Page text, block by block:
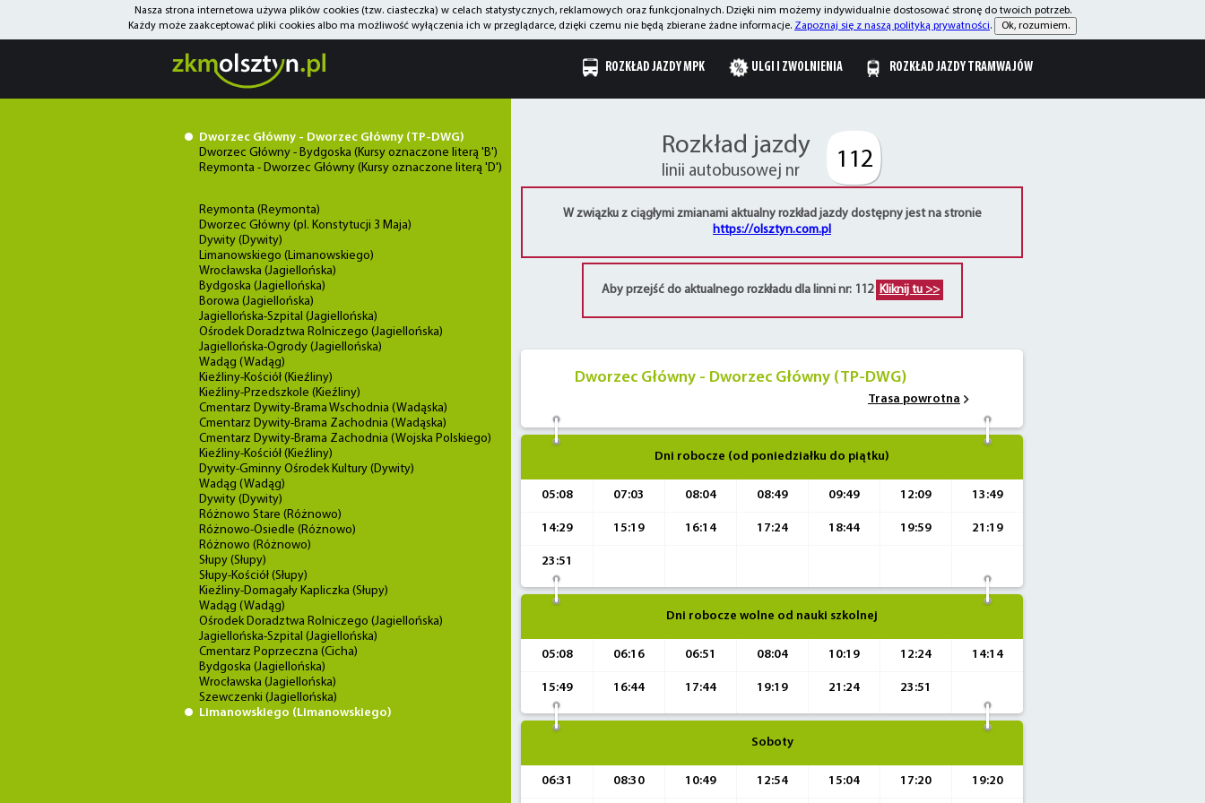
Nasza strona internetowa używa plików cookies (tzw. ciasteczka) w celach statystycznych, reklamowych oraz funkcjonalnych. Dzięki nim możemy indywidualnie dostosować stronę do twoich potrzeb.
Każdy może zaakceptować pliki cookies albo ma możliwość wyłączenia ich w przeglądarce, dzięki czemu nie będą zbierane żadne informacje. Zapoznaj się z naszą polityką prywatności. Ok, rozumiem.
ROZKŁAD JAZDY MPK ULGI I ZWOLNIENIA ROZKŁAD JAZDY TRAMWAJÓW
Dworzec Główny - Dworzec Główny (TP-DWG)
Dworzec Główny - Bydgoska (Kursy oznaczone literą 'B')
Reymonta - Dworzec Główny (Kursy oznaczone literą 'D')
Reymonta (Reymonta)
Dworzec Główny (pl. Konstytucji 3 Maja)
Dywity (Dywity)
Limanowskiego (Limanowskiego)
Wrocławska (Jagiellońska)
Bydgoska (Jagiellońska)
Borowa (Jagiellońska)
Jagiellońska-Szpital (Jagiellońska)
Ośrodek Doradztwa Rolniczego (Jagiellońska)
Jagiellońska-Ogrody (Jagiellońska)
Wadąg (Wadąg)
Kieźliny-Kościół (Kieźliny)
Kieźliny-Przedszkole (Kieźliny)
Cmentarz Dywity-Brama Wschodnia (Wadąska)
Cmentarz Dywity-Brama Zachodnia (Wadąska)
Cmentarz Dywity-Brama Zachodnia (Wojska Polskiego)
Kieźliny-Kościół (Kieźliny)
Dywity-Gminny Ośrodek Kultury (Dywity)
Wadąg (Wadąg)
Dywity (Dywity)
Różnowo Stare (Różnowo)
Różnowo-Osiedle (Różnowo)
Różnowo (Różnowo)
Słupy (Słupy)
Słupy-Kościół (Słupy)
Kieźliny-Domagały Kapliczka (Słupy)
Wadąg (Wadąg)
Ośrodek Doradztwa Rolniczego (Jagiellońska)
Jagiellońska-Szpital (Jagiellońska)
Cmentarz Poprzeczna (Cicha)
Bydgoska (Jagiellońska)
Wrocławska (Jagiellońska)
Szewczenki (Jagiellońska)
Limanowskiego (Limanowskiego)
Rozkład jazdy
linii autobusowej nr 112
W związku z ciągłymi zmianami aktualny rozkład jazdy dostępny jest na stronie
https://olsztyn.com.pl
Aby przejść do aktualnego rozkładu dla linni nr: 112 Kliknij tu >>
Dworzec Główny - Dworzec Główny (TP-DWG)
Trasa powrotna
Dni robocze (od poniedziałku do piątku)
05:08 07:03 08:04 08:49 09:49 12:09 13:49
14:29 15:19 16:14 17:24 18:44 19:59 21:19
23:51
Dni robocze wolne od nauki szkolnej
05:08 06:16 06:51 08:04 10:19 12:24 14:14
15:49 16:44 17:44 19:19 21:24 23:51
Soboty
06:31 08:30 10:49 12:54 15:04 17:20 19:20